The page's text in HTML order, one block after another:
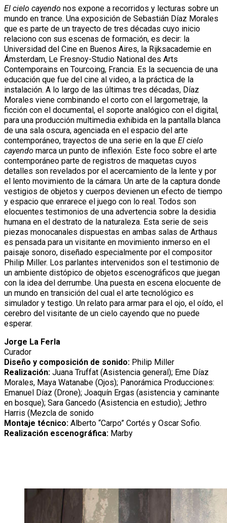
El cielo cayendo nos expone a recorridos y lecturas sobre un
mundo en trance. Una exposición de Sebastián Díaz Morales
que es parte de un trayecto de tres décadas cuyo inicio
relaciono con sus escenas de formación, es decir: la
Universidad del Cine en Buenos Aires, la Rijksacademie en
Ámsterdam, Le Fresnoy-Studio National des Arts
Contemporains en Tourcoing, Francia. Es la secuencia de una
educación que fue del cine al video, a la práctica de la
instalación. A lo largo de las últimas tres décadas, Díaz
Morales viene combinando el corto con el largometraje, la
ficción con el documental, el soporte analógico con el digital,
para una producción multimedia exhibida en la pantalla blanca
de una sala oscura, agenciada en el espacio del arte
contemporáneo, trayectos de una serie en la que El cielo
cayendo marca un punto de inflexión. Este foco sobre el arte
contemporáneo parte de registros de maquetas cuyos
detalles son revelados por el acercamiento de la lente y por
el lento movimiento de la cámara. Un arte de la captura donde
vestigios de objetos y cuerpos devienen un efecto de tiempo
y espacio que enrarece el juego con lo real. Todos son
elocuentes testimonios de una advertencia sobre la desidia
humana en el destrato de la naturaleza. Esta serie de seis
piezas monocanales dispuestas en ambas salas de Arthaus
es pensada para un visitante en movimiento inmerso en el
paisaje sonoro, diseñado especialmente por el compositor
Philip Miller. Los parlantes intervenidos son el testimonio de
un ambiente distópico de objetos escenográficos que juegan
con la idea del derrumbe. Una puesta en escena elocuente de
un mundo en transición del cual el arte tecnológico es
simulador y testigo. Un relato para armar para el ojo, el oído, el
cerebro del visitante de un cielo cayendo que no puede
esperar.
Jorge La Ferla
Curador
Diseño y composición de sonido: Philip Miller
Realización: Juana Truffat (Asistencia general); Eme Díaz
Morales, Maya Watanabe (Ojos); Panorámica Producciones:
Emanuel Díaz (Drone); Joaquín Ergas (asistencia y caminante
en bosque); Sara Gancedo (Asistencia en estudio); Jethro
Harris (Mezcla de sonido
Montaje técnico: Alberto “Carpo” Cortés y Oscar Sofio.
Realización escenográfica: Marby